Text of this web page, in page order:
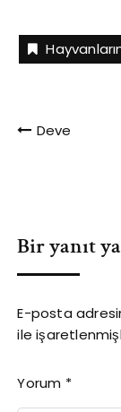
harfi ile
hayvanlarla
fakat
Yazı
Deve
Bir yanıt
E-posta
ile
Yorum *